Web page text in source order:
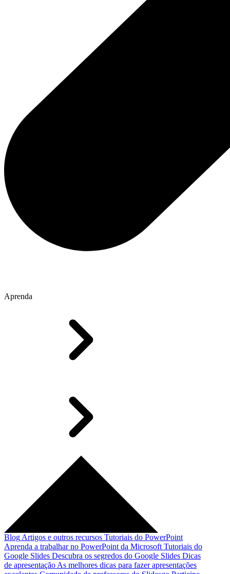
Aprenda
Blog Artigos e outros recursos Tutoriais do PowerPoint
Aprenda a trabalhar no PowerPoint da Microsoft Tutoriais do
Google Slides Descubra os segredos do Google Slides Dicas
de apresentação As melhores dicas para fazer apresentações